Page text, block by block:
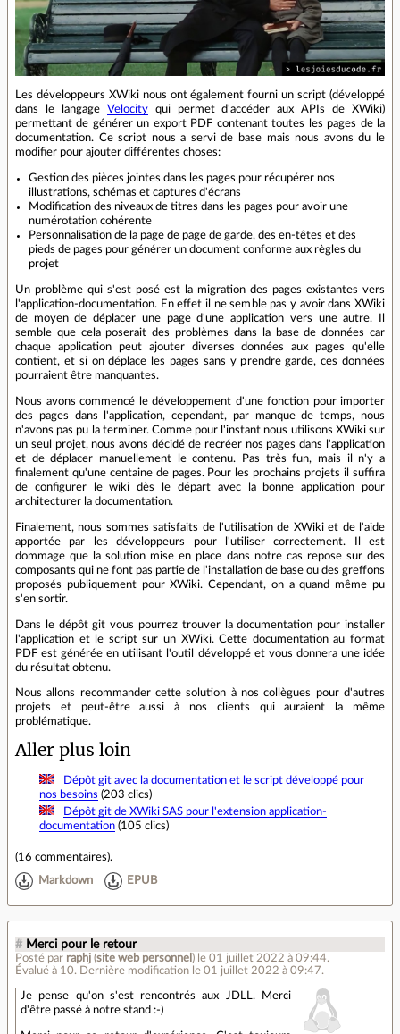
Les développeurs XWiki nous ont également fourni un script (développé
dans le langage Velocityqui permet d'accéder aux APIs de XWiki)
permettant de générer un export PDF contenant toutes les pages de la
documentation. Ce script nous a servi de base mais nous avons du le
modifier pour ajouter différentes choses:
Gestion des pièces jointes dans les pages pour récupérer nos
illustrations, schémas et captures d'écrans
Modification des niveaux de titres dans les pages pour avoir une
numérotation cohérente
Personnalisation de la page de page de garde, des en-têtes et des
pieds de pages pour générer un document conforme aux règles du
projet
Un problème qui s'est posé est la migration des pages existantes vers
l'application-documentation. En effet il ne semble pas y avoir dans XWiki
de moyen de déplacer une page d'une application vers une autre. Il
semble que cela poserait des problèmes dans la base de données car
chaque application peut ajouter diverses données aux pages qu'elle
contient, et si on déplace les pages sans y prendre garde, ces données
pourraient être manquantes.
Nous avons commencé le développement d'une fonction pour importer
des pages dans l'application, cependant, par manque de temps, nous
n'avons pas pu la terminer. Comme pour l'instant nous utilisons XWiki sur
un seul projet, nous avons décidé de recréer nos pages dans l'application
et de déplacer manuellement le contenu. Pas très fun, mais il n'y a
finalement qu'une centaine de pages. Pour les prochains projets il suffira
de configurer le wiki dès le départ avec la bonne application pour
architecturer la documentation.
Finalement, nous sommes satisfaits de l'utilisation de XWiki et de l'aide
apportée par les développeurs pour l'utiliser correctement. Il est
dommage que la solution mise en place dans notre cas repose sur des
composants qui ne font pas partie de l'installation de base ou des greffons
proposés publiquement pour XWiki. Cependant, on a quand même pu
s'en sortir.
Dans le dépôt git vous pourrez trouver la documentation pour installer
l'application et le script sur un XWiki. Cette documentation au format
PDF est générée en utilisant l'outil développé et vous donnera une idée
du résultat obtenu.
Nous allons recommander cette solution à nos collègues pour d'autres
projets et peut-être aussi à nos clients qui auraient la même
problématique.
Aller plus loin
Dépôt git avec la documentation et le script développé pour
nos besoins (203 clics)
Dépôt git de XWiki SAS pour l'extension application-
documentation(105 clics)
(16 commentaires).
Markdown EPUB
# Merci pour le retour
Posté par raphj (site web personnel ) le 01 juillet 2022 à 09:44.
Évalué à 10. Dernière modification le 01 juillet 2022 à 09:47.
Je pense qu'on s'est rencontrés aux JDLL. Merci
d'être passé à notre stand :-)